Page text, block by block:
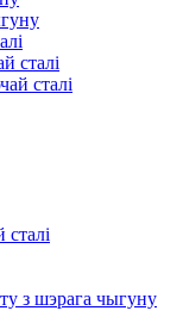
сталі
сталі
сталі
з шэрага чыгуну